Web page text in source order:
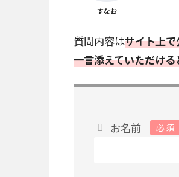
すなお
質問内容はサイト上
一言添えていただけ
お名前 必須